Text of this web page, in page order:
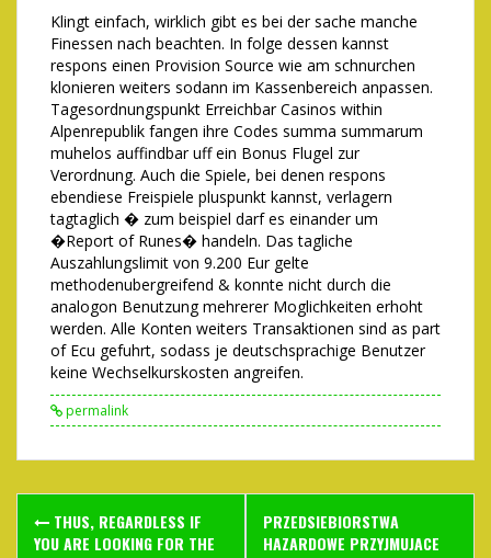
Klingt einfach, wirklich gibt es bei der sache manche
Finessen nach beachten. In folge dessen kannst
respons einen Provision Source wie am schnurchen
klonieren weiters sodann im Kassenbereich anpassen.
Tagesordnungspunkt Erreichbar Casinos within
Alpenrepublik fangen ihre Codes summa summarum
muhelos auffindbar uff ein Bonus Flugel zur
Verordnung. Auch die Spiele, bei denen respons
ebendiese Freispiele pluspunkt kannst, verlagern
tagtaglich � zum beispiel darf es einander um
�Report of Runes� handeln. Das tagliche
Auszahlungslimit von 9.200 Eur gelte
methodenubergreifend & konnte nicht durch die
analogon Benutzung mehrerer Moglichkeiten erhoht
werden. Alle Konten weiters Transaktionen sind as part
of Ecu gefuhrt, sodass je deutschsprachige Benutzer
keine Wechselkurskosten angreifen.
permalink
PostTHUS, REGARDLESS IF
YOU ARE LOOKING FOR THE
PRZEDSIEBIORSTWA
HAZARDOWE PRZYJMUJACE